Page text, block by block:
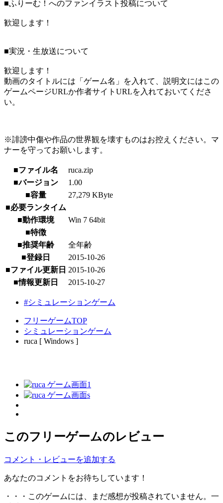
■ふりーむ！へのファンイラスト投稿について
歓迎します！
■実況・生放送について
歓迎します！
動画のタイトルには「ゲーム名」を入れて、説明文にはこの
ゲームページURLか作者サイトURLを入れておいてくださ
い。
※誹謗中傷や作品の世界観を壊すものはお控えください。マ
ナーを守ってお願いします。
■ファイル名
ruca.zip
■バージョン
1.00
■容量
27,279 KByte
■必要ランタイム
■動作環境
Win 7 64bit
■特徴
■推奨年齢
全年齢
■登録日
2015-10-26
■ファイル更新日 2015-10-26
■情報更新日
2015-10-27
#シミュレーションゲーム
フリーゲームTOP
シミュレーションゲーム
ruca [ Windows ]
このフリーゲームのレビュー
コメント・レビューを追加する
あなたのコメントをお待ちしています！
・・・このゲームには、まだ感想が投稿されていません。一